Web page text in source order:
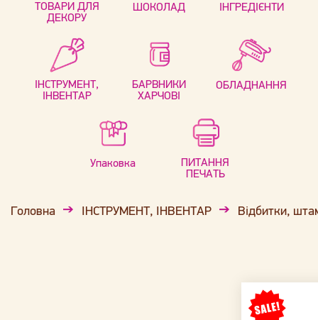
ТОВАРИ ДЛЯ
ДЕКОРУ
ШОКОЛАД ІНГРЕДІЄНТИ
ІНСТРУМЕНТ,
ІНВЕНТАР
БАРВНИКИ
ХАРЧОВІ
ОБЛАДНАННЯ
Упаковка
ПИТАННЯ
ПЕЧАТЬ
Головна ІНСТРУМЕНТ, ІНВЕНТАР Відбитки,